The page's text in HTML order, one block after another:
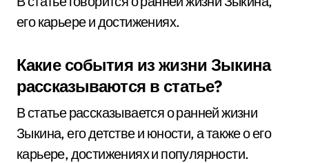
его карьере и достижениях.
Какие события из жизни Зыкина
рассказываются в статье?
В статье рассказывается о ранней жизни
Зыкина, его детстве и юности, а также о его
карьере, достижениях и популярности.